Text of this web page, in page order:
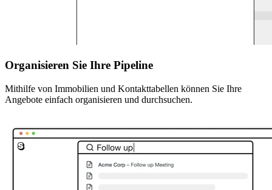
Organisieren Sie Ihre Pipeline
Mithilfe von Immobilien und Kontakttabellen können Sie Ihre
Angebote einfach organisieren und durchsuchen.